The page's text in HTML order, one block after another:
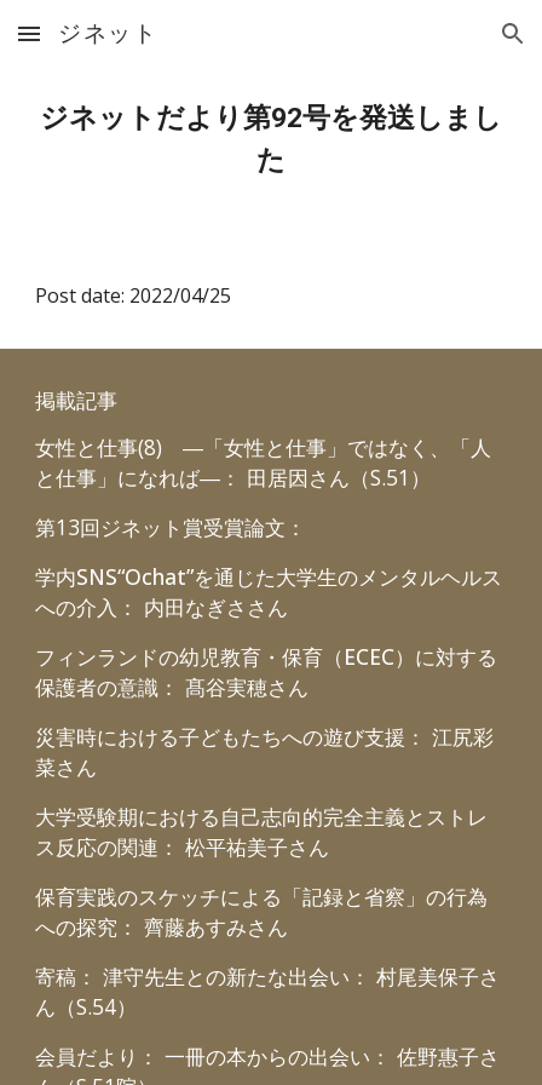
Skip to main content Skip to navigation
ジネット
ジネットだより第92号を発送しまし
た
Post date: 2022/04/25
掲載記事
女性と仕事(8) ―「女性と仕事」ではなく、「人
と仕事」になれば―： 田居因さん（S.51）
第13回ジネット賞受賞論文：
学内SNS“Ochat”を通じた大学生のメンタルヘルス
への介入 ： 内田なぎさ さん
フィンランドの幼児教育・保育（ECEC）に対する
保護者の意識 ：髙谷実穂さん
災害時における子どもたちへの遊び支援 ：江尻彩
菜さん
大学受験期における自己志向的完全主義とストレ
ス反応の関連 ：松平祐美子さん
保育実践のスケッチによる「記録と省察」の行為
への探究 ：齊藤あすみさん
寄稿：津守先生との新たな出会い： 村尾美保子さ
ん（S.54）
会員だより： 一冊の本からの出会い： 佐野惠子さ